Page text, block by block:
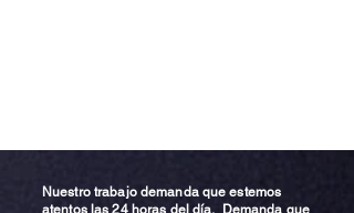
Nuestro trabajo demanda que estemos
atentos las 24 horas del día. Demanda que